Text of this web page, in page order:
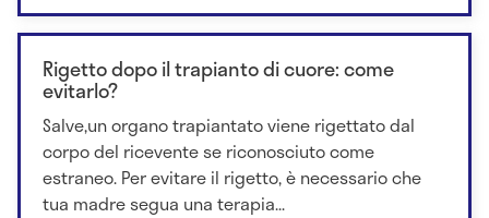
Rigetto dopo il trapianto di cuore: come
evitarlo?
Salve,un organo trapiantato viene rigettato dal
corpo del ricevente se riconosciuto come
estraneo. Per evitare il rigetto, è necessario che
tua madre segua una terapia...